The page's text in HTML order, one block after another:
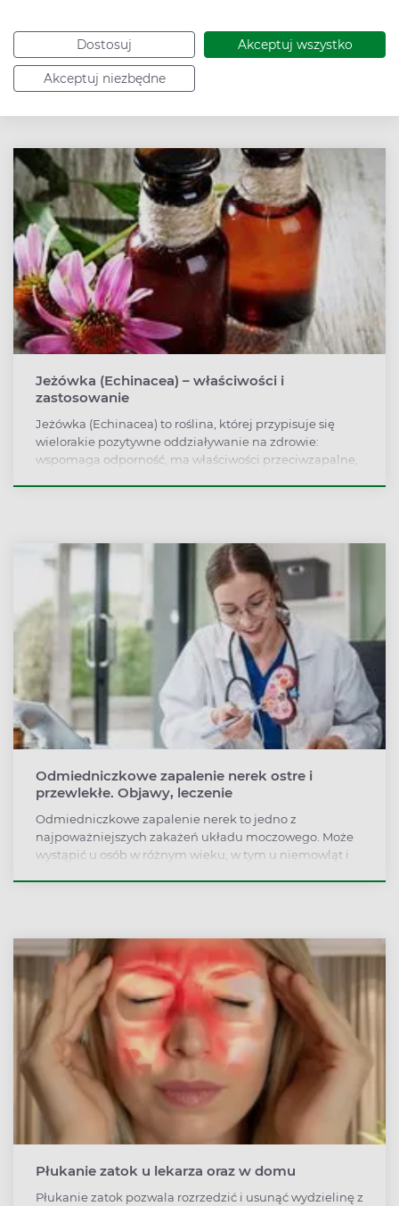
Dostosuj Akceptuj wszystko
Akceptuj niezbędne
Jeżówka (Echinacea) – właściwości i
zastosowanie
Jeżówka (Echinacea) to roślina, której przypisuje się
wielorakie pozytywne oddziaływanie na zdrowie:
wspomaga odporność, ma właściwości przeciwzapalne,
Odmiedniczkowe zapalenie nerek ostre i
przewlekłe. Objawy, leczenie
Odmiedniczkowe zapalenie nerek to jedno z
najpoważniejszych zakażeń układu moczowego. Może
wystąpić u osób w różnym wieku, w tym u niemowląt i
Płukanie zatok u lekarza oraz w domu
Płukanie zatok pozwala rozrzedzić i usunąć wydzielinę z